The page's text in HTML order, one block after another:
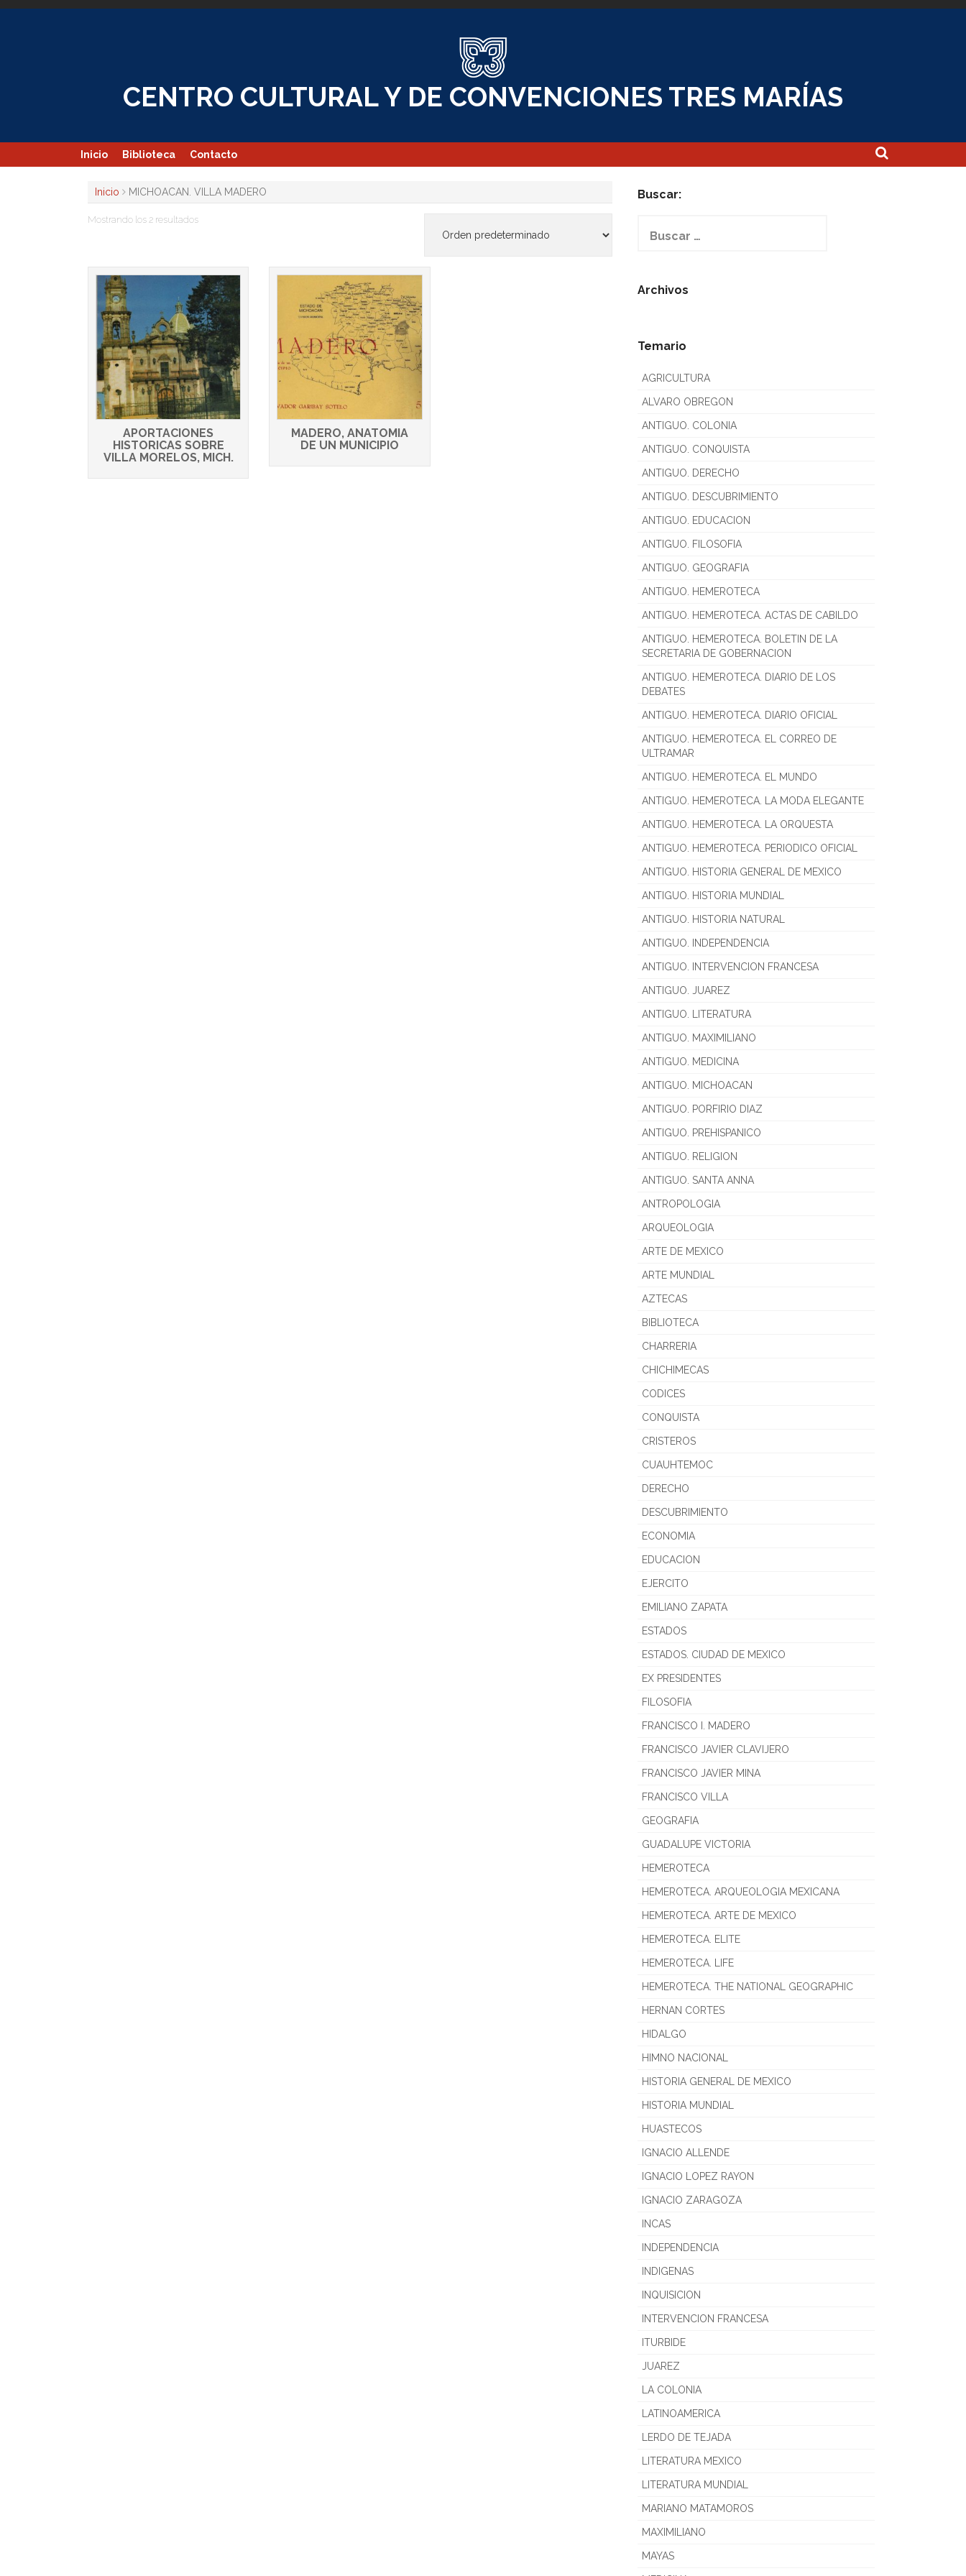
Skip
CENTRO CULTURAL Y DE CONVENCIONES TRES MARÍAS
Inicio Biblioteca Contacto
Inicio MICHOACAN. VILLA MADERO
Mostrando los 2 resultados
APORTACIONES
HISTORICAS SOBRE
VILLA MORELOS, MICH.
MADERO, ANATOMIA
DE UN MUNICIPIO
Buscar:
Archivos
Temario
AGRICULTURA
ALVARO OBREGON
ANTIGUO. COLONIA
ANTIGUO. CONQUISTA
ANTIGUO. DERECHO
ANTIGUO. DESCUBRIMIENTO
ANTIGUO. EDUCACION
ANTIGUO. FILOSOFIA
ANTIGUO. GEOGRAFIA
ANTIGUO. HEMEROTECA
ANTIGUO. HEMEROTECA. ACTAS DE CABILDO
ANTIGUO. HEMEROTECA. BOLETIN DE LA
SECRETARIA DE GOBERNACION
ANTIGUO. HEMEROTECA. DIARIO DE LOS
DEBATES
ANTIGUO. HEMEROTECA. DIARIO OFICIAL
ANTIGUO. HEMEROTECA. EL CORREO DE
ULTRAMAR
ANTIGUO. HEMEROTECA. EL MUNDO
ANTIGUO. HEMEROTECA. LA MODA ELEGANTE
ANTIGUO. HEMEROTECA. LA ORQUESTA
ANTIGUO. HEMEROTECA. PERIODICO OFICIAL
ANTIGUO. HISTORIA GENERAL DE MEXICO
ANTIGUO. HISTORIA MUNDIAL
ANTIGUO. HISTORIA NATURAL
ANTIGUO. INDEPENDENCIA
ANTIGUO. INTERVENCION FRANCESA
ANTIGUO. JUAREZ
ANTIGUO. LITERATURA
ANTIGUO. MAXIMILIANO
ANTIGUO. MEDICINA
ANTIGUO. MICHOACAN
ANTIGUO. PORFIRIO DIAZ
ANTIGUO. PREHISPANICO
ANTIGUO. RELIGION
ANTIGUO. SANTA ANNA
ANTROPOLOGIA
ARQUEOLOGIA
ARTE DE MEXICO
ARTE MUNDIAL
AZTECAS
BIBLIOTECA
CHARRERIA
CHICHIMECAS
CODICES
CONQUISTA
CRISTEROS
CUAUHTEMOC
DERECHO
DESCUBRIMIENTO
ECONOMIA
EDUCACION
EJERCITO
EMILIANO ZAPATA
ESTADOS
ESTADOS. CIUDAD DE MEXICO
EX PRESIDENTES
FILOSOFIA
FRANCISCO I. MADERO
FRANCISCO JAVIER CLAVIJERO
FRANCISCO JAVIER MINA
FRANCISCO VILLA
GEOGRAFIA
GUADALUPE VICTORIA
HEMEROTECA
HEMEROTECA. ARQUEOLOGIA MEXICANA
HEMEROTECA. ARTE DE MEXICO
HEMEROTECA. ELITE
HEMEROTECA. LIFE
HEMEROTECA. THE NATIONAL GEOGRAPHIC
HERNAN CORTES
HIDALGO
HIMNO NACIONAL
HISTORIA GENERAL DE MEXICO
HISTORIA MUNDIAL
HUASTECOS
IGNACIO ALLENDE
IGNACIO LOPEZ RAYON
IGNACIO ZARAGOZA
INCAS
INDEPENDENCIA
INDIGENAS
INQUISICION
INTERVENCION FRANCESA
ITURBIDE
JUAREZ
LA COLONIA
LATINOAMERICA
LERDO DE TEJADA
LITERATURA MEXICO
LITERATURA MUNDIAL
MARIANO MATAMOROS
MAXIMILIANO
MAYAS